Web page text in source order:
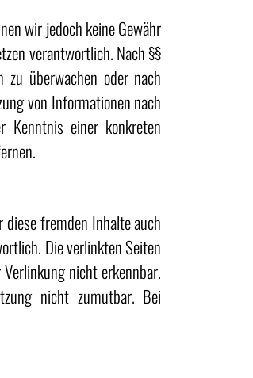
wir jedoch keine Gewähr
verantwortlich. Nach §§
überwachen oder nach
von Informationen nach
Kenntnis einer konkreten
fremden Inhalte auch
Die verlinkten Seiten
nicht erkennbar.
nicht zumutbar. Bei